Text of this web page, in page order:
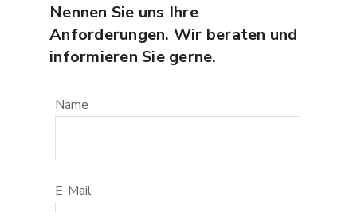
Nennen Sie uns Ihre
Anforderungen. Wir beraten und
informieren Sie gerne.
Name
E-Mail